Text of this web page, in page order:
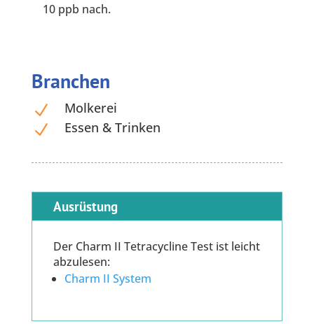
10 ppb nach.
Branchen
N Molkerei
N Essen & Trinken
Ausrüstung
Der Charm II Tetracycline Test ist leicht
abzulesen:
Charm II System